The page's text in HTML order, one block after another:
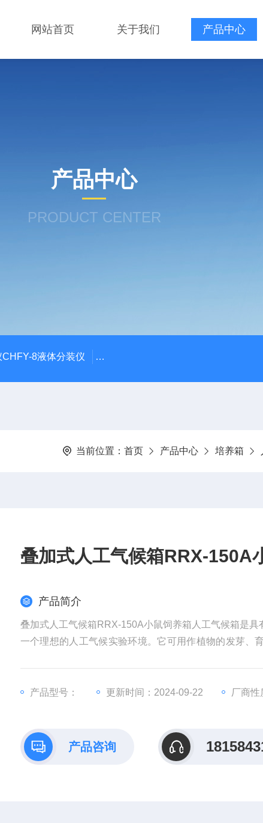
网站首页 关于我们 产品中心
产品中心
PRODUCT CENTER
8液体分装仪 全自动放射性水样蒸发浓缩赶酸仪
当前位置： 首页 产品中心 培养箱
叠加式人工气候箱RRX-150A
产品简介
叠加式人工气候箱RRX-150A小鼠饲养箱人工气候箱是
一个理想的人工气候实验环境。它可用作植物的发芽、
产品型号：
更新时间：2024-09-22 厂商性
产品咨询